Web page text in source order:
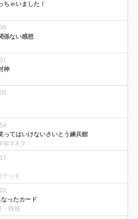
ちゃいました！
係ない感想
神
ってはいけないさいとう練兵館
加 #ネタ
デッキ
ったカード
・雑感